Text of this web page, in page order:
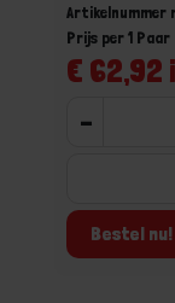
Artikelnummer
€ 62,92
Prijs per 1 Paar
-
Bestel nu!